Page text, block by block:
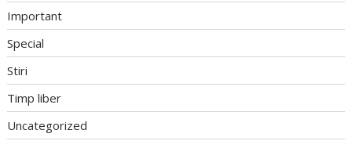
Important
Special
Stiri
Timp liber
Uncategorized